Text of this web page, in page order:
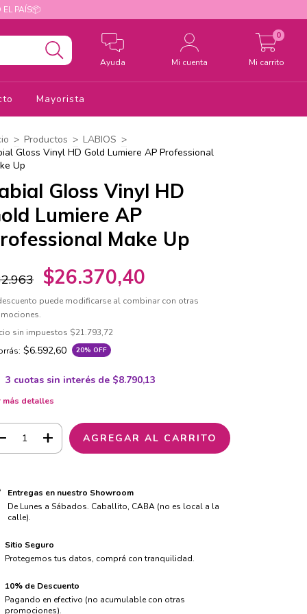
PAÍS📦
Ayuda Mi cuenta Mi carrito
0
Mayorista
> Productos > LABIOS >
Gloss Vinyl HD Gold Lumiere AP Professional
Up
Gloss Vinyl HD
Lumiere AP
Make Up
$26.370,40
puede modificarse al combinar con otras
sin impuestos $21.793,72
$6.592,60 20% OFF
3 cuotas sin interés de $8.790,13
más detalles
Entregas en nuestro Showroom
De Lunes a Sábados. Caballito, CABA (no es local a la
calle).
Sitio Seguro
Protegemos tus datos, comprá con tranquilidad.
10% de Descuento
Pagando en efectivo (no acumulable con otras
promociones).